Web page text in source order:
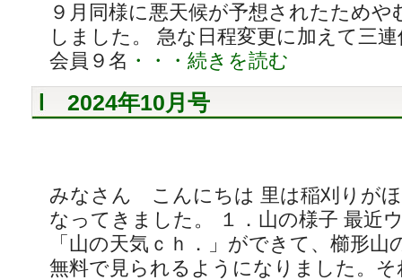
９月同様に悪天候が予想されたためや
しました。 急な日程変更に加えて三
会員９名 ・・・続きを読む
2024年10月号
みなさん こんにちは 里は稲刈りが
なってきました。 １．山の様子 最近
「山の天気ｃｈ．」ができて、櫛形
無料で見られるようになりました。